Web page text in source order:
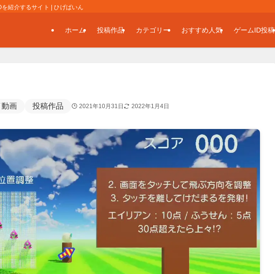
紹介するサイト | ひげぱいん
ホーム 投稿作品 カテゴリー おすすめ人気 ゲームID投稿
動画 投稿作品 2021年10月31日 2022年1月4日